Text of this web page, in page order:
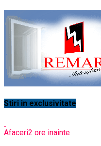
Stiri in exclusivitate
Afaceri2 ore inainte